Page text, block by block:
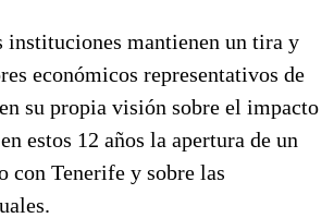
instituciones mantienen un tira y
económicos representativos de
su propia visión sobre el impacto
estos 12 años la apertura de un
con Tenerife y sobre las